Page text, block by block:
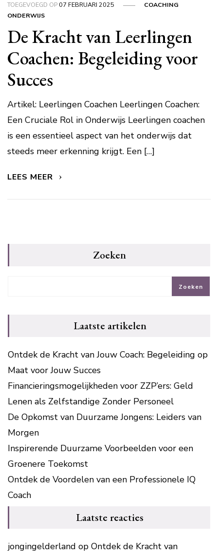
TOEGEVOEGD OP07 FEBRUARI 2025
COACHING
ONDERWIJS
De Kracht van Leerlingen
Coachen: Begeleiding voor
Succes
Artikel: Leerlingen Coachen Leerlingen Coachen:
Een Cruciale Rol in Onderwijs Leerlingen coachen
is een essentieel aspect van het onderwijs dat
steeds meer erkenning krijgt. Een […]
LEES MEER
Zoeken
Zoeken
Laatste artikelen
Ontdek de Kracht van Jouw Coach: Begeleiding op
Maat voor Jouw Succes
Financieringsmogelijkheden voor ZZP’ers: Geld
Lenen als Zelfstandige Zonder Personeel
De Opkomst van Duurzame Jongens: Leiders van
Morgen
Inspirerende Duurzame Voorbeelden voor een
Groenere Toekomst
Ontdek de Voordelen van een Professionele IQ
Coach
Laatste reacties
jongingelderland op Ontdek de Kracht van